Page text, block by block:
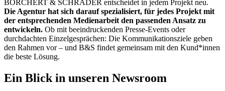
BORCHERT & SCHRADER entscheidet in jedem Projekt neu.
Die Agentur hat sich darauf spezialisiert, für jedes Projekt mit
der entsprechenden Medienarbeit den passenden Ansatz zu
entwickeln. Ob mit beeindruckenden Presse-Events oder
durchdachten Einzelgesprächen: Die Kommunikationsziele geben
den Rahmen vor – und B&S findet gemeinsam mit den Kund*innen
die beste Lösung.
Ein Blick in unseren Newsroom